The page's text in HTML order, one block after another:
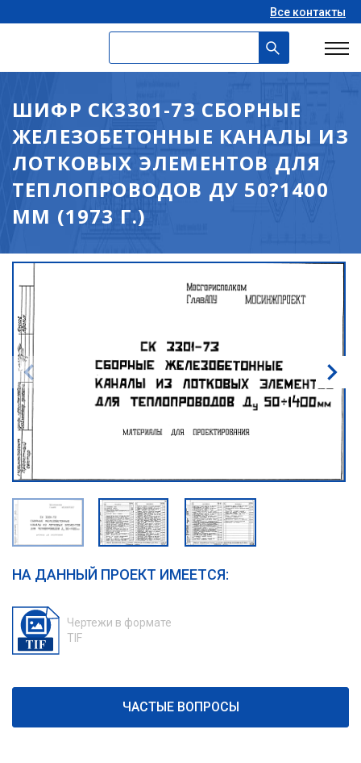
Все контакты
ШИФР СК3301-73 СБОРНЫЕ
ЖЕЛЕЗОБЕТОННЫЕ КАНАЛЫ ИЗ
ЛОТКОВЫХ ЭЛЕМЕНТОВ ДЛЯ
ТЕПЛОПРОВОДОВ ДУ 50?1400
ММ (1973 Г.)
НА ДАННЫЙ ПРОЕКТ ИМЕЕТСЯ:
Чертежи в формате
TIF
ЧАСТЫЕ ВОПРОСЫ